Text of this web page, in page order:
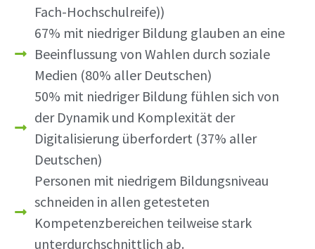
Fach-Hochschulreife))
67% mit niedriger Bildung glauben an eine
Beeinflussung von Wahlen durch soziale
Medien (80% aller Deutschen)
50% mit niedriger Bildung fühlen sich von
der Dynamik und Komplexität der
Digitalisierung überfordert (37% aller
Deutschen)
Personen mit niedrigem Bildungsniveau
schneiden in allen getesteten
Kompetenzbereichen teilweise stark
unterdurchschnittlich ab.